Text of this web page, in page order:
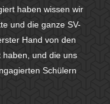
haben wissen wir
und die ganze SV-
Hand von den
haben, und die uns
Schülern